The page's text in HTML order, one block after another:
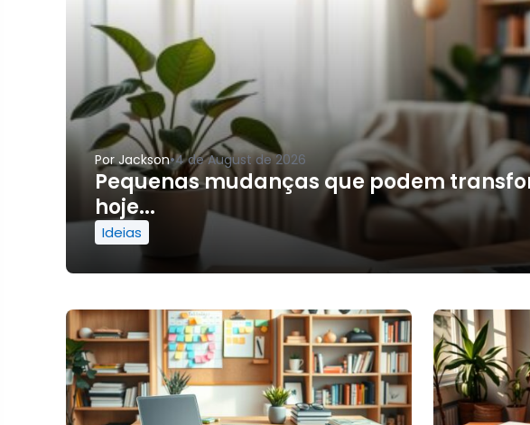
PorJackson•4 de August de 2026
Pequenas mudanças que podem
hoje...
Ideias